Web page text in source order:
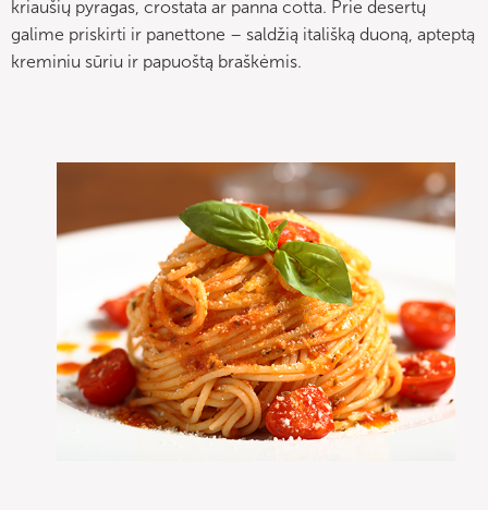
kriaušių pyragas, crostata ar panna cotta. Prie desertų
galime priskirti ir panettone – saldžią itališką duoną, apteptą
kreminiu sūriu ir papuoštą braškėmis.